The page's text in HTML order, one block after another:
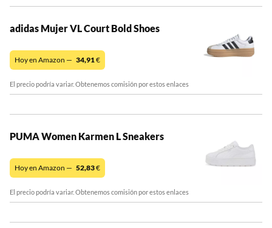
adidas Mujer VL Court Bold Shoes
Hoy en Amazon — 34,91€
El precio podría variar. Obtenemos comisión por estos enlaces
PUMA Women Karmen L Sneakers
Hoy en Amazon — 52,83€
El precio podría variar. Obtenemos comisión por estos enlaces